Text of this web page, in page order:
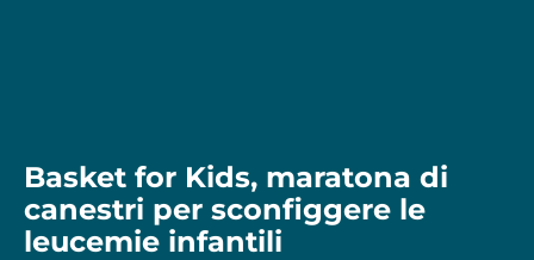
Basket for Kids, maratona di
canestri per sconfiggere le
leucemie infantili